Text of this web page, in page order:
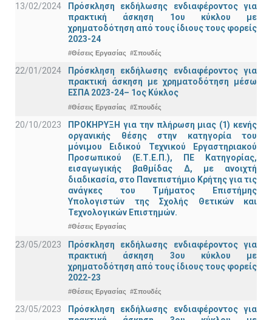
13/02/2024
Πρόσκληση εκδήλωσης ενδιαφέροντος για
πρακτική άσκηση 1ου κύκλου με
χρηματοδότηση από τους ίδιους τους φορείς
2023-24
#Θέσεις Εργασίας #Σπουδές
22/01/2024
Πρόσκληση εκδήλωσης ενδιαφέροντος για
πρακτική άσκηση με χρηματοδότηση μέσω
ΕΣΠΑ 2023-24– 1ος Κύκλος
#Θέσεις Εργασίας #Σπουδές
20/10/2023
ΠΡΟΚΗΡΥΞΗ για την πλήρωση μιας (1) κενής
οργανικής θέσης στην κατηγορία του
μόνιμου Ειδικού Τεχνικού Εργαστηριακού
Προσωπικού (Ε.Τ.Ε.Π.), ΠΕ Κατηγορίας,
εισαγωγικής βαθμίδας Δ, με ανοιχτή
διαδικασία, στο Πανεπιστήμιο Κρήτης για τις
ανάγκες του Τμήματος Επιστήμης
Υπολογιστών της Σχολής Θετικών και
Τεχνολογικών Επιστημών.
#Θέσεις Εργασίας
23/05/2023
Πρόσκληση εκδήλωσης ενδιαφέροντος για
πρακτική άσκηση 3ου κύκλου με
χρηματοδότηση από τους ίδιους τους φορείς
2022-23
#Θέσεις Εργασίας #Σπουδές
23/05/2023
Πρόσκληση εκδήλωσης ενδιαφέροντος για